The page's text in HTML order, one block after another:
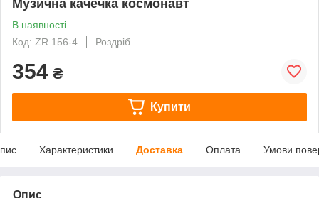
Музична качечка космонавт
В наявності
Код: ZR 156-4
Роздріб
354 ₴
Купити
Характеристики Доставка Оплата Умови
Опис